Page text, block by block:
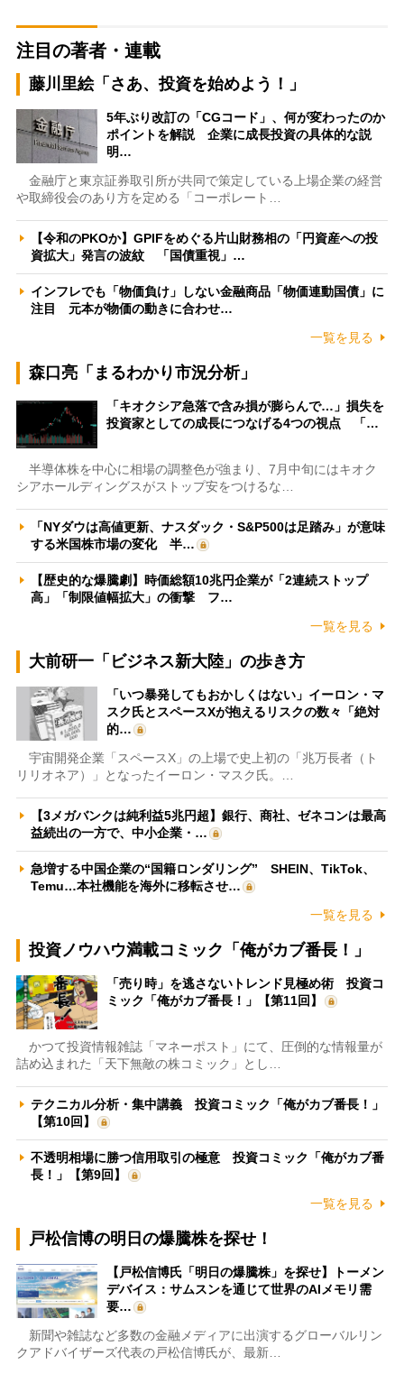
注目の著者・連載
藤川里絵「さあ、投資を始めよう！」
5年ぶり改訂の「CGコード」、何が変わったのか
ポイントを解説 企業に成長投資の具体的な説
明…
金融庁と東京証券取引所が共同で策定している上場企業の経営
や取締役会のあり方を定める「コーポレート…
【令和のPKOか】GPIFをめぐる片山財務相の「円資産への投
資拡大」発言の波紋 「国債重視」…
インフレでも「物価負け」しない金融商品「物価連動国債」に
注目 元本が物価の動きに合わせ…
一覧を見る
森口亮「まるわかり市況分析」
「キオクシア急落で含み損が膨らんで…」損失を
投資家としての成長につなげる4つの視点 「…
半導体株を中心に相場の調整色が強まり、7月中旬にはキオク
シアホールディングスがストップ安をつけるな…
「NYダウは高値更新、ナスダック・S&P500は足踏み」が意味
する米国株市場の変化 半…
【歴史的な爆騰劇】時価総額10兆円企業が「2連続ストップ
高」「制限値幅拡大」の衝撃 フ…
一覧を見る
大前研一「ビジネス新大陸」の歩き方
「いつ暴発してもおかしくはない」イーロン・マ
スク氏とスペースXが抱えるリスクの数々「絶対
的…
宇宙開発企業「スペースX」の上場で史上初の「兆万長者（ト
リリオネア）」となったイーロン・マスク氏。…
【3メガバンクは純利益5兆円超】銀行、商社、ゼネコンは最高
益続出の一方で、中小企業・…
急増する中国企業の“国籍ロンダリング” SHEIN、TikTok、
Temu…本社機能を海外に移転させ…
一覧を見る
投資ノウハウ満載コミック「俺がカブ番長！」
「売り時」を逃さないトレンド見極め術 投資コ
ミック「俺がカブ番長！」【第11回】
かつて投資情報雑誌「マネーポスト」にて、圧倒的な情報量が
詰め込まれた「天下無敵の株コミック」とし…
テクニカル分析・集中講義 投資コミック「俺がカブ番長！」
【第10回】
不透明相場に勝つ信用取引の極意 投資コミック「俺がカブ番
長！」【第9回】
一覧を見る
戸松信博の明日の爆騰株を探せ！
【戸松信博氏「明日の爆騰株」を探せ】トーメン
デバイス：サムスンを通じて世界のAIメモリ需
要…
新聞や雑誌など多数の金融メディアに出演するグローバルリン
クアドバイザーズ代表の戸松信博氏が、最新…